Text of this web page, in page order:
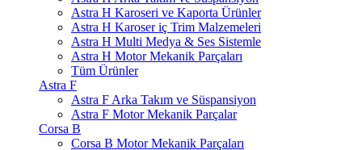
Astra H Karoseri ve Kaporta Ürünler
Astra H Karoser iç Trim Malzemeleri
Astra H Multi Medya & Ses Sistemle
Astra H Motor Mekanik Parçaları
Tüm Ürünler
Astra F
Astra F Arka Takım ve Süspansiyon
Astra F Motor Mekanik Parçalar
Corsa B
Corsa B Motor Mekanik Parçaları